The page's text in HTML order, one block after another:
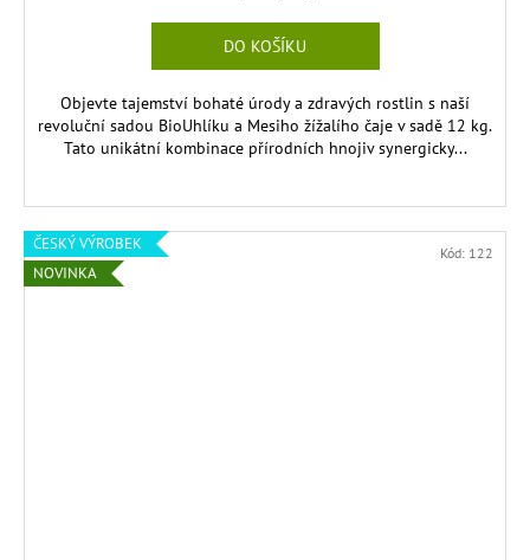
DO KOŠÍKU
Objevte tajemství bohaté úrody a zdravých rostlin s naší
revoluční sadou BioUhlíku a Mesiho žížalího čaje v sadě 12 kg.
Tato unikátní kombinace přírodních hnojiv synergicky...
ČESKÝ VÝROBEK
NOVINKA
Kód: 122